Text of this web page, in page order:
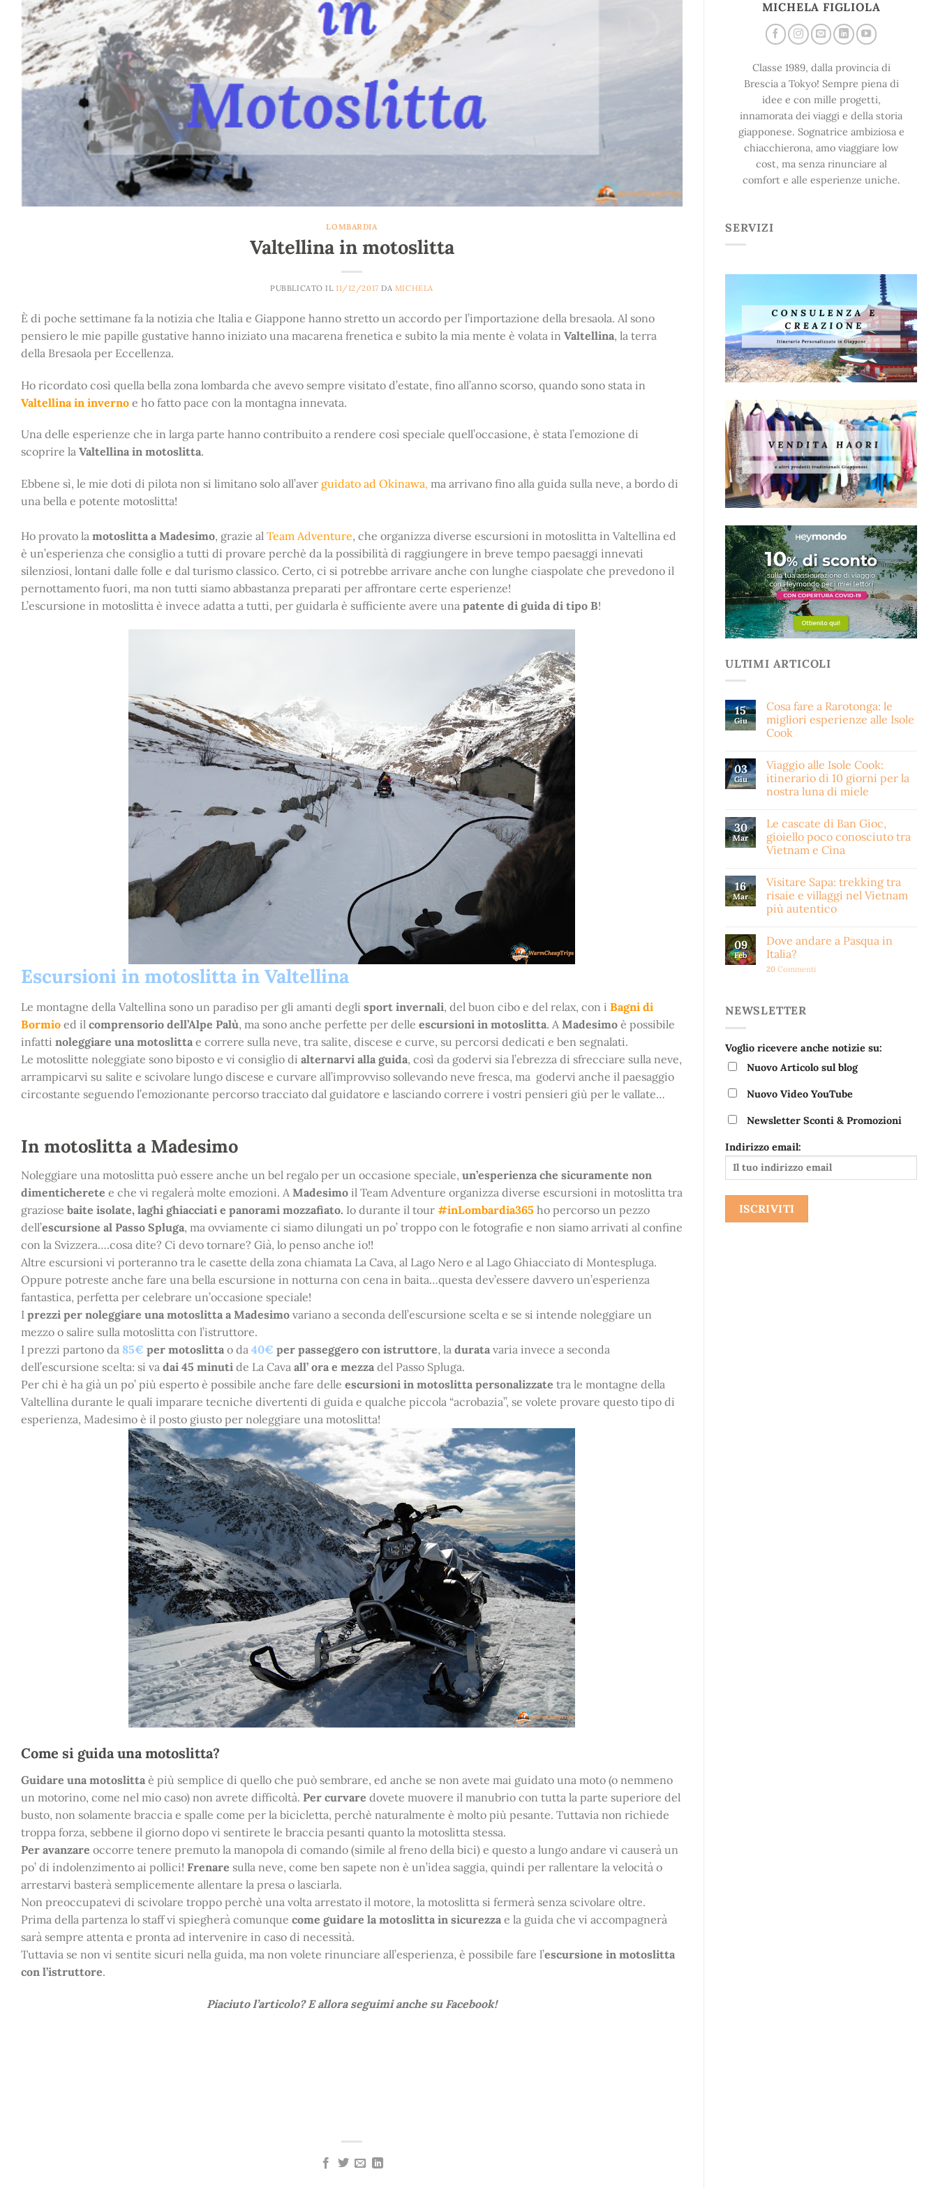
LOMBARDIA
Valtellina in motoslitta
PUBBLICATO IL11/12/2017 DA MICHELA
È di poche settimane fa la notizia che Italia e Giappone hanno stretto un accordo per l’importazione della bresaola. Al sono
pensiero le mie papille gustative hanno iniziato una macarena frenetica e subito la mia mente è volata in Valtellina, la terra
della Bresaola per Eccellenza.
Ho ricordato così quella bella zona lombarda che avevo sempre visitato d’estate, fino all’anno scorso, quando sono stata in
Valtellina in inverno e ho fatto pace con la montagna innevata.
Una delle esperienze che in larga parte hanno contribuito a rendere così speciale quell’occasione, è stata l’emozione di
scoprire la Valtellina in motoslitta.
Ebbene sì, le mie doti di pilota non si limitano solo all’aver guidato ad Okinawa, ma arrivano fino alla guida sulla neve, a bordo di
una bella e potente motoslitta!
Ho provato la motoslitta a Madesimo, grazie al Team Adventure, che organizza diverse escursioni in motoslitta in Valtellina ed
è un’esperienza che consiglio a tutti di provare perchè da la possibilità di raggiungere in breve tempo paesaggi innevati
silenziosi, lontani dalle folle e dal turismo classico. Certo, ci si potrebbe arrivare anche con lunghe ciaspolate che prevedono il
pernottamento fuori, ma non tutti siamo abbastanza preparati per affrontare certe esperienze!
L’escursione in motoslitta è invece adatta a tutti, per guidarla è sufficiente avere una patente di guida di tipo B!
Escursioni in motoslitta in Valtellina
Le montagne della Valtellina sono un paradiso per gli amanti degli sport invernali, del buon cibo e del relax, con i Bagni di
Bormio ed il comprensorio dell’Alpe Palù, ma sono anche perfette per delle escursioni in motoslitta. A Madesimo è possibile
infatti noleggiare una motoslitta e correre sulla neve, tra salite, discese e curve, su percorsi dedicati e ben segnalati.
Le motoslitte noleggiate sono biposto e vi consiglio di alternarvi alla guida, così da godervi sia l’ebrezza di sfrecciare sulla neve,
arrampicarvi su salite e scivolare lungo discese e curvare all’improvviso sollevando neve fresca, ma godervi anche il paesaggio
circostante seguendo l’emozionante percorso tracciato dal guidatore e lasciando correre i vostri pensieri giù per le vallate…
In motoslitta a Madesimo
Noleggiare una motoslitta può essere anche un bel regalo per un occasione speciale, un’esperienza che sicuramente non
dimenticherete e che vi regalerà molte emozioni. A Madesimo il Team Adventure organizza diverse escursioni in motoslitta tra
graziose baite isolate, laghi ghiacciati e panorami mozzafiato. Io durante il tour #inLombardia365 ho percorso un pezzo
dell’escursione al Passo Spluga, ma ovviamente ci siamo dilungati un po’ troppo con le fotografie e non siamo arrivati al confine
con la Svizzera….cosa dite? Ci devo tornare? Già, lo penso anche io!!
Altre escursioni vi porteranno tra le casette della zona chiamata La Cava, al Lago Nero e al Lago Ghiacciato di Montespluga.
Oppure potreste anche fare una bella escursione in notturna con cena in baita…questa dev’essere davvero un’esperienza
fantastica, perfetta per celebrare un’occasione speciale!
I prezzi per noleggiare una motoslitta a Madesimo variano a seconda dell’escursione scelta e se si intende noleggiare un
mezzo o salire sulla motoslitta con l’istruttore.
I prezzi partono da 85€ per motoslitta o da 40€ per passeggero con istruttore, la durata varia invece a seconda
dell’escursione scelta: si va dai 45 minuti de La Cava all’ ora e mezza del Passo Spluga.
Per chi è ha già un po’ più esperto è possibile anche fare delle escursioni in motoslitta personalizzate tra le montagne della
Valtellina durante le quali imparare tecniche divertenti di guida e qualche piccola “acrobazia”, se volete provare questo tipo di
esperienza, Madesimo è il posto giusto per noleggiare una motoslitta!
Come si guida una motoslitta?
Guidare una motoslitta è più semplice di quello che può sembrare, ed anche se non avete mai guidato una moto (o nemmeno
un motorino, come nel mio caso) non avrete difficoltà. Per curvare dovete muovere il manubrio con tutta la parte superiore del
busto, non solamente braccia e spalle come per la bicicletta, perchè naturalmente è molto più pesante. Tuttavia non richiede
troppa forza, sebbene il giorno dopo vi sentirete le braccia pesanti quanto la motoslitta stessa.
Per avanzare occorre tenere premuto la manopola di comando (simile al freno della bici) e questo a lungo andare vi causerà un
po’ di indolenzimento ai pollici! Frenare sulla neve, come ben sapete non è un’idea saggia, quindi per rallentare la velocità o
arrestarvi basterà semplicemente allentare la presa o lasciarla.
Non preoccupatevi di scivolare troppo perchè una volta arrestato il motore, la motoslitta si fermerà senza scivolare oltre.
Prima della partenza lo staff vi spiegherà comunque come guidare la motoslitta in sicurezza e la guida che vi accompagnerà
sarà sempre attenta e pronta ad intervenire in caso di necessità.
Tuttavia se non vi sentite sicuri nella guida, ma non volete rinunciare all’esperienza, è possibile fare l’escursione in motoslitta
con l’istruttore.
Piaciuto l’articolo? E allora seguimi anche su Facebook!
MICHELA FIGLIOLA
Classe 1989, dalla provincia di
Brescia a Tokyo! Sempre piena di
idee e con mille progetti,
innamorata dei viaggi e della storia
giapponese. Sognatrice ambiziosa e
chiacchierona, amo viaggiare low
cost, ma senza rinunciare al
comfort e alle esperienze uniche.
SERVIZI
ULTIMI ARTICOLI
15
Giu
Cosa fare a Rarotonga: le
migliori esperienze alle Isole
Cook
03
Giu
Viaggio alle Isole Cook:
itinerario di 10 giorni per la
nostra luna di miele
30
Mar
Le cascate di Ban Gioc,
gioiello poco conosciuto tra
Vietnam e Cina
16
Mar
Visitare Sapa: trekking tra
risaie e villaggi nel Vietnam
più autentico
09
Feb
Dove andare a Pasqua in
Italia?
20 Commenti
NEWSLETTER
Voglio ricevere anche notizie su:
Nuovo Articolo sul blog
Nuovo Video YouTube
Newsletter Sconti & Promozioni
Indirizzo email: